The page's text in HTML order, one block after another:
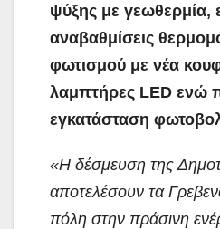
ψύξης με γεωθερμία,
αναβαθμίσεις
φωτισμού με νέα
λαμπτήρες LED ενώ
εγκατάσταση
«Η δέσμευση της
αποτελέσουν τα
πόλη στην πράσινη